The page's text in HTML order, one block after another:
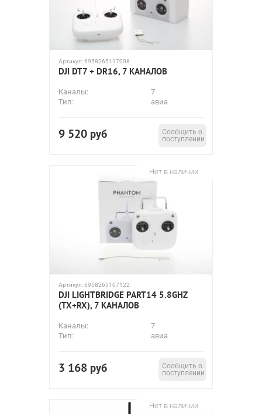
Артикул:6958265117008
DJI DT7 + DR16, 7 КАНАЛОВ
Каналы:
7
Тип:
авиа
9 520 руб
Сообщить о
поступлении
Нет в наличии
Артикул:6958265107122
DJI LIGHTBRIDGE PART14 5.8GHZ
(TX+RX), 7 КАНАЛОВ
Каналы:
7
Тип:
авиа
3 168 руб
Сообщить о
поступлении
Нет в наличии